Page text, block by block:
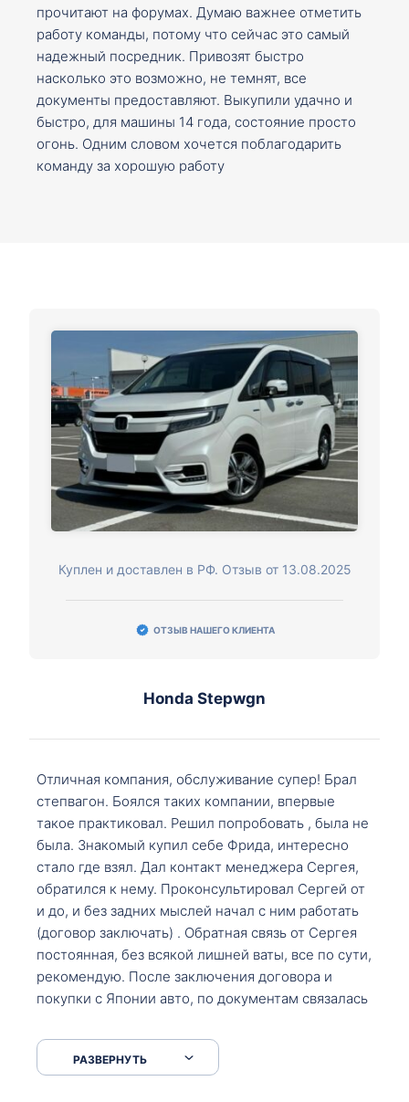
прочитают на форумах. Думаю важнее отметить
работу команды, потому что сейчас это самый
надежный посредник. Привозят быстро
насколько это возможно, не темнят, все
документы предоставляют. Выкупили удачно и
быстро, для машины 14 года, состояние просто
огонь. Одним словом хочется поблагодарить
команду за хорошую работу
Куплен и доставлен в РФ. Отзыв от 13.08.2025
ОТЗЫВ НАШЕГО КЛИЕНТА
Honda Stepwgn
Отличная компания, обслуживание супер! Брал
степвагон. Боялся таких компании, впервые
такое практиковал. Решил попробовать , была не
была. Знакомый купил себе Фрида, интересно
стало где взял. Дал контакт менеджера Сергея,
обратился к нему. Проконсультировал Сергей от
и до, и без задних мыслей начал с ним работать
(договор заключать) . Обратная связь от Сергея
постоянная, без всякой лишней ваты, все по сути,
рекомендую. После заключения договора и
покупки с Японии авто, по документам связалась
что заполнить, куда зайти, образцы и т.д. После
приехал за авто. Меня тепло встретили Сергей с
РАЗВЕРНУТЬ